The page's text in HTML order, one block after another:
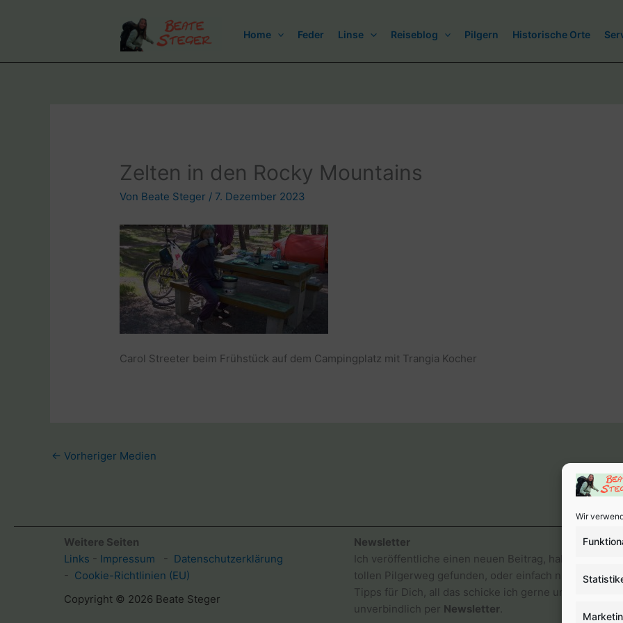
Wir
Home Feder Linse Reiseblog Pilgern Historische Orte
Zelten in den Rocky Mountains
Von Beate Steger / 7. Dezember 2023
Carol Streeter beim Frühstück auf dem Campingplatz mit Trangia Kocher
← Vorheriger Medien
Weitere Seiten
Links - Impressum - Datenschutzerklärung
- Cookie-Richtlinien (EU)
Copyright © 2026 Beate Steger
Newsletter
Ich veröffentliche einen neuen Beitrag, habe einen
tollen Pilgerweg gefunden, oder einfach nur gute
Tipps für Dich, all das schicke ich gerne und
unverbindlich per Newsletter.